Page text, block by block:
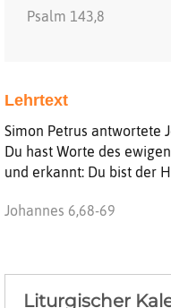
Psalm 143,8
Lehrtext
Simon Petrus antwortete
Du hast Worte des
und erkannt: Du bist der
Johannes 6,68-69